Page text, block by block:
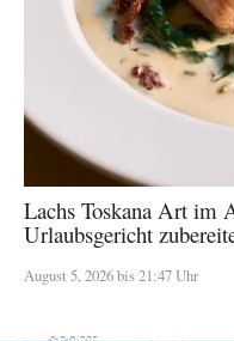
Lachs Toskana Art im
Urlaubsgericht
August 5, 2026 bis 21:47 Uhr